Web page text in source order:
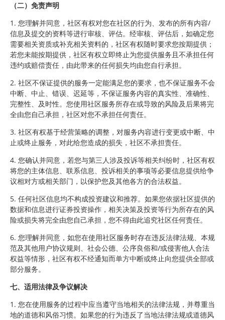
（二）免责声明
1. 您理解并同意，社区有权对您在社区的行为、发布的所有内容/
信息及提交的资料等进行审核、评估。经审核、评估后，如确定您
需要相关资质或补充相关资料的，社区有权随时要求您按期提供；
若您未能按期提供，社区有权立即终止为您提供服务且不承担任何
违约或赔偿责任，由此带来的任何损失均由您自行承担。
2. 社区不保证提供的服务一定能满足您的要求，也不保证服务不会
中断、中止、错误、迟延等，不保证服务内容的真实性、准确性、
完整性、及时性。您使用社区服务所存在或导致的风险及后果将完
全由您自己承担，社区对您不承担任何责任。
3. 社区有权基于经营策略的调整，对服务内容进行变更或中断、中
止或终止服务，对此给您造成的损失，社区不承担责任。
4. 您确认并同意，若您与第三人涉及投诉等相关纠纷时，社区有权
将您的主体信息、联系信息、投诉相关的事项等必要信息提供给争
议相对方或相关部门，以保护您及其他各方的合法权益。
5. 任何社区信息均不构成投资建议和推荐。如果您依据社区提供的
数据和信息进行证券投资操作，相关决策及投资等行为所存在的风
险或损失将完全由您自己承担，您不得由此追究社区任何责任。
6. 您理解并同意，如您在使用社区服务时存在违反法律法规、本规
范及其他用户协议规则、社会公德、公序良俗和/或侵害他人合法
权益等情形，社区有权不经通知而单方中断或终止向您提供全部或
部分服务。
七、适用法律及争议解决
1. 您在使用服务的过程中应当遵守当地相关的法律法规，并尊重当
地的道德和风俗习惯。如果您的行为违反了当地法律法规或道德风